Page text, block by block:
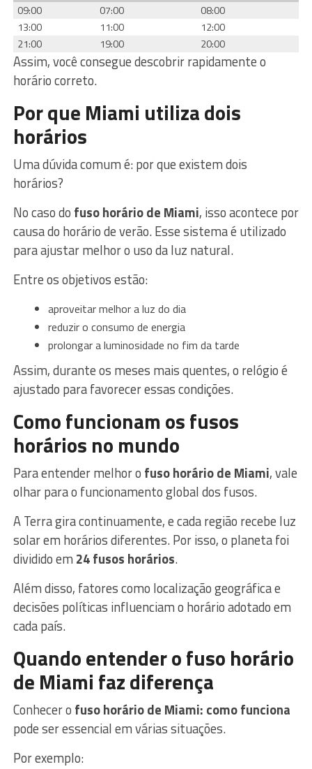
09:00
07:00
08:00
13:00
11:00
12:00
21:00
19:00 20:00
Assim, você consegue descobrir rapidamente o
horário correto.
Por que Miami utiliza dois
horários
Uma dúvida comum é: por que existem dois
horários?
No caso do fuso horário de Miami, isso acontece por
causa do horário de verão. Esse sistema é utilizado
para ajustar melhor o uso da luz natural.
Entre os objetivos estão:
aproveitar melhor a luz do dia
reduzir o consumo de energia
prolongar a luminosidade no fim da tarde
Assim, durante os meses mais quentes, o relógio é
ajustado para favorecer essas condições.
Como funcionam os fusos
horários no mundo
Para entender melhor o fuso horário de Miami, vale
olhar para o funcionamento global dos fusos.
A Terra gira continuamente, e cada região recebe luz
solar em horários diferentes. Por isso, o planeta foi
dividido em 24 fusos horários.
Além disso, fatores como localização geográfica e
decisões políticas influenciam o horário adotado em
cada país.
Quando entender o fuso horário
de Miami faz diferença
Conhecer o fuso horário de Miami: como funciona
pode ser essencial em várias situações.
Por exemplo: